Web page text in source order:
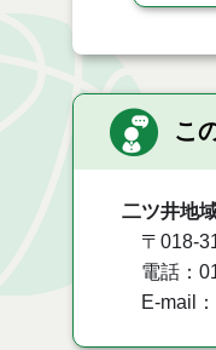
こ
二ツ井地
〒018-
電話：
E-mail